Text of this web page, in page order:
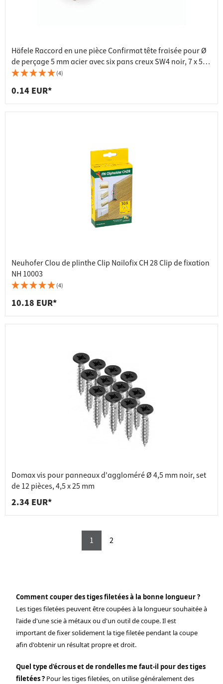
Häfele Raccord en une pièce Confirmat tête fraisée pour Ø
de perçage 5 mm acier avec six pans creux SW4 noir, 7 x 50
mm
(4)
0.14 EUR*
Neuhofer Clou de plinthe Clip Nailofix CH 28 Clip de fixation
NH 10003
(4)
10.18 EUR*
Domax vis pour panneaux d'aggloméré Ø 4,5 mm noir, set
de 12 pièces, 4,5 x 25 mm
2.34 EUR*
1 2
Comment couper des tiges filetées à la bonne longueur ?
Les tiges filetées peuvent être coupées à la longueur souhaitée à
l'aide d'une scie à métaux ou d'un outil de coupe. Il est
important de fixer solidement la tige filetée pendant la coupe
afin d'obtenir un résultat propre et droit.
Quel type d'écrous et de rondelles me faut-il pour des tiges
filetées ? Pour les tiges filetées, on utilise généralement des